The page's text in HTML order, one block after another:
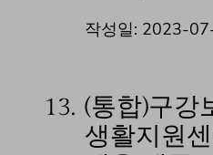
작성일: 2023-
13. (통합)구강
생활지원